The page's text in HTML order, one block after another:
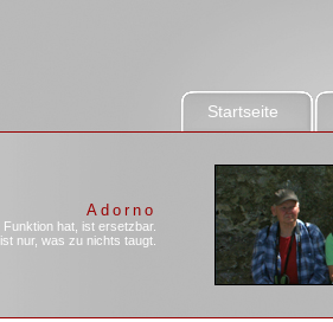
Startseite
Adorno
Funktion hat, ist ersetzbar.
nur, was zu nichts taugt.